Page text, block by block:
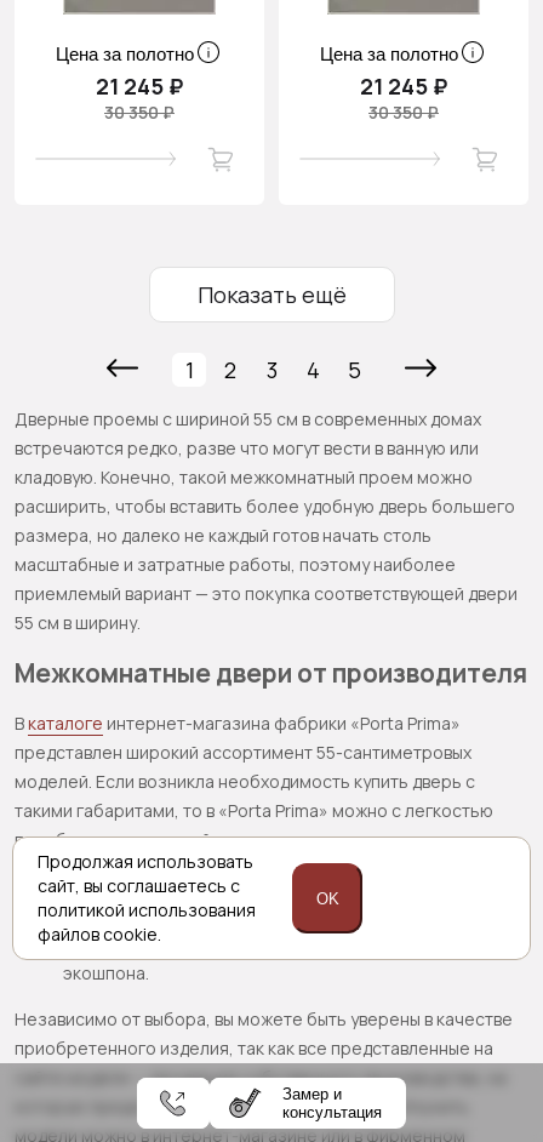
Цена за полотно
21 245 ₽
30 350 ₽
Цена за полотно
21 245 ₽
30 350 ₽
Показать ещё
1 2 3 4 5
Дверные проемы с шириной 55 см в современных домах
встречаются редко, разве что могут вести в ванную или
кладовую. Конечно, такой межкомнатный проем можно
расширить, чтобы вставить более удобную дверь большего
размера, но далеко не каждый готов начать столь
масштабные и затратные работы, поэтому наиболее
приемлемый вариант — это покупка соответствующей двери
55 см в ширину.
Межкомнатные двери от производителя
Вкаталоге интернет-магазина фабрики «Porta Prima»
представлен широкий ассортимент 55-сантиметровых
моделей. Если возникла необходимость купить дверь с
такими габаритами, то в «Porta Prima» можно с легкостью
подобрать подходящий вариант:
«глухую» модель или остекленную;
светлую или темных тонов;
изготовленную с использованием натурального или
экошпона.
Независимо от выбора, вы можете быть уверены в качестве
приобретенного изделия, так как все представленные на
сайте модели — продукция собственного производства, на
которую предоставляется гарантия качества. Изучить
модели можно в интернет-магазине или в фирменном
Замер и
консультация
Продолжая использовать
сайт, вы соглашаетесь с
политикой использования
файлов cookie.
OK